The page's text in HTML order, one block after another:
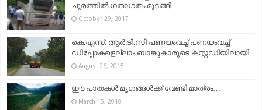
ചുരത്തില്‍ ഗതാഗതം മുടങ്ങി
October 29, 2017
കെ.എസ്. ആർ.ടി.സി പണയംവച്ച് പണയംവച്ച്
ഡിപ്പോകളെല്ലാം ബാങ്കുകാരുടെ കസ്റ്റഡിയിലായി
August 26, 2015
ഈ പാതകള്‍ മൃഗങ്ങള്‍ക്ക് വേണ്ടി മാത്രം…
March 15, 2018